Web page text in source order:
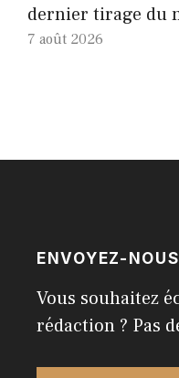
dernier tirage du
7 août 2026
ENVOYEZ-
Vous souhaitez
rédaction ? Pas